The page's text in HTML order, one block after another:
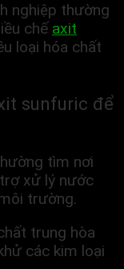
nghiệp thường
chế axit
loại hóa chất
sunfuric để
tìm nơi
xử lý nước
trường.
trung hòa
các kim loại